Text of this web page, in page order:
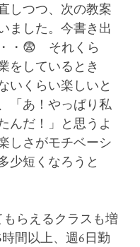
しつつ、次の教案
ました。 今書き出
・😨 それくら
をしているとき
いくらい楽しいと
「あ！やっぱり私
んだ！」と思うよ
しさがモチベーシ
少短くなろうと
らえるクラスも増
間以上、週6日勤